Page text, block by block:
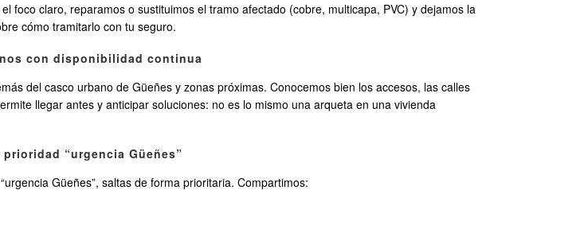
foco claro, reparamos o sustituimos el tramo afectado (cobre, multicapa, PVC) y dejamos la
cómo tramitarlo con tu seguro.
con disponibilidad continua
del casco urbano de Güeñes y zonas próximas. Conocemos bien los accesos, las calles
llegar antes y anticipar soluciones: no es lo mismo una arqueta en una vivienda
“urgencia Güeñes”
Güeñes”, saltas de forma prioritaria. Compartimos: